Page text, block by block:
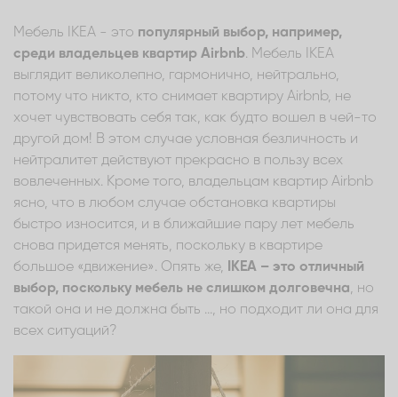
Мебель IKEA - это популярный выбор, например,
среди владельцев квартир Airbnb. Мебель IKEA
выглядит великолепно, гармонично, нейтрально,
потому что никто, кто снимает квартиру Airbnb, не
хочет чувствовать себя так, как будто вошел в чей-то
другой дом! В этом случае условная безличность и
нейтралитет действуют прекрасно в пользу всех
вовлеченных. Кроме того, владельцам квартир Airbnb
ясно, что в любом случае обстановка квартиры
быстро износится, и в ближайшие пару лет мебель
снова придется менять, поскольку в квартире
большое «движение». Опять же,
IKEA – это отличный
выбор, поскольку мебель не слишком долговечна, но
такой она и не должна быть …, но подходит ли она для
всех ситуаций?